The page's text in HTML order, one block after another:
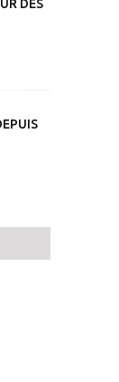
DES